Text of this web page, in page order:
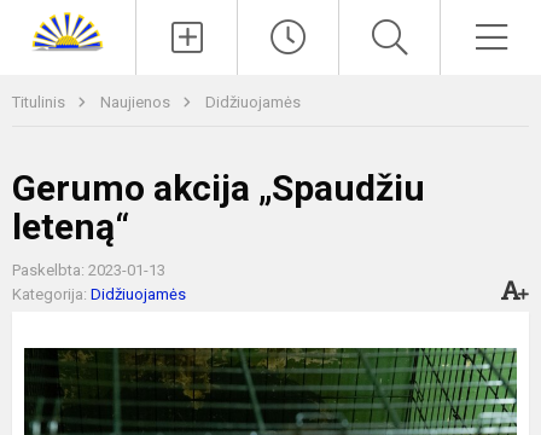
Titulinis Naujienos Didžiuojamės
Gerumo akcija „Spaudžiu
leteną“
Paskelbta: 2023-01-13
Kategorija: Didžiuojamės